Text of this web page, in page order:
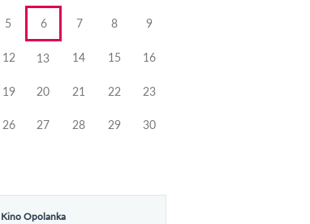
5 6 7 8 9
12 13 14 15 16
19 20 21 22 23
26 27 28 29 30
Kino Opolanka